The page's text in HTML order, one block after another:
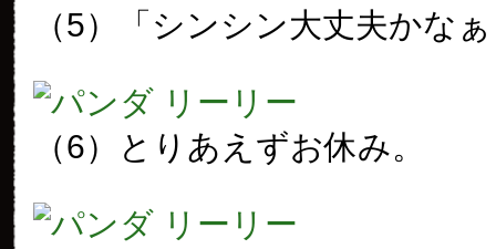
（5）「シンシン大丈夫かな
（6）とりあえずお休み。